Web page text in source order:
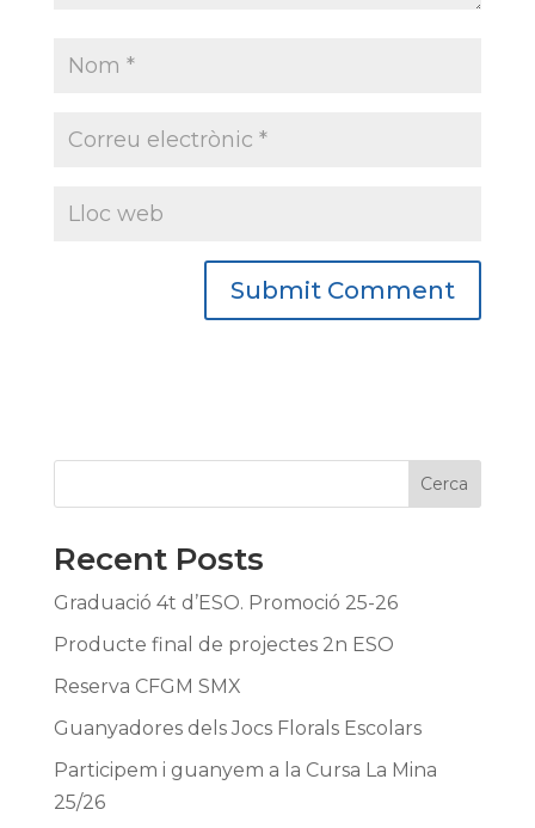
Cerca
Recent Posts
Graduació 4t d’ESO. Promoció 25-26
Producte final de projectes 2n ESO
Reserva CFGM SMX
Guanyadores dels Jocs Florals Escolars
Participem i guanyem a la Cursa La Mina
25/26